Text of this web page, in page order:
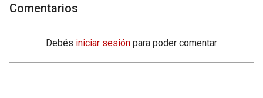
Comentarios
Debés iniciar sesión para poder comentar